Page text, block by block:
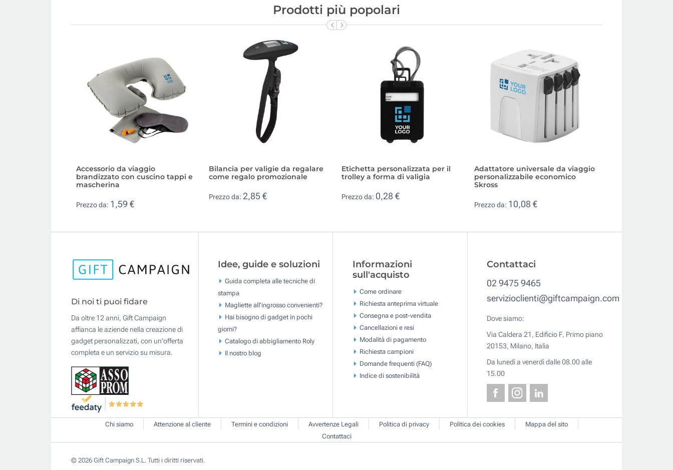
Prodotti più popolari
Accessorio da viaggio
brandizzato con cuscino tappi e
mascherina
Prezzo da: 1,59 €
Bilancia per valigie da regalare
come regalo promozionale
Prezzo da: 2,85 €
Etichetta personalizzata per il
trolley a forma di valigia
Prezzo da: 0,28 €
Adattatore universale da viaggio
personalizzabile economico
Skross
Prezzo da: 10,08 €
Di noi ti puoi fidare
Da oltre 12 anni, Gift Campaign
affianca le aziende nella creazione di
gadget personalizzati, con un'offerta
completa e un servizio su misura.
Idee, guide e soluzioni
Guida completa alle tecniche di
stampa
Magliette all'ingrosso convenienti?
Hai bisogno di gadget in pochi
giorni?
Catalogo di abbigliamento Roly
Il nostro blog
Informazioni
sull'acquisto
Come ordinare
Richiesta anteprima virtuale
Consegna e post-vendita
Cancellazioni e resi
Modalità di pagamento
Richiesta campioni
Domande frequenti (FAQ)
Indice di sostenibilità
Contattaci
02 9475 9465
servizioclienti@giftcampaign.com
Dove siamo:
Via Caldera 21, Edificio F, Primo piano
20153, Milano, Italia
Da lunedì a venerdì dalle 08.00 alle
15.00
Chi siamo Attenzione al cliente Termini e condizioni Avvertenze Legali Politica di privacy Politica dei cookies
Mappa del sito
Contattaci
© 2026 Gift Campaign S.L. Tutti i diritti riservati.